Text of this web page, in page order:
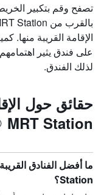
تصفح وقم بتكبير
الإقامة القريبة منها.
على فندق يثير
لذلك الفندق.
MRT Station
Station؟